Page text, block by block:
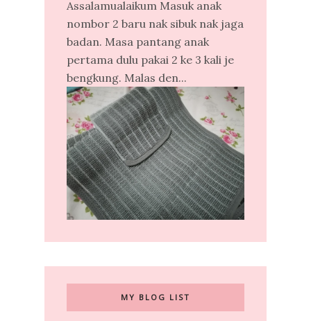
Assalamualaikum Masuk anak
nombor 2 baru nak sibuk nak jaga
badan. Masa pantang anak
pertama dulu pakai 2 ke 3 kali je
bengkung. Malas den...
MY BLOG LIST